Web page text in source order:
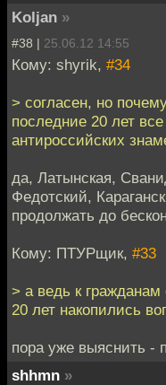
Koljan »
#38 | 25.06.12 14:55
Кому: shyrik, #34
> согласен, но
последние 20 лет
антироссийских
да, Латынская,
Федотский,
продолжать до
Кому: ПТУРщик, #33
> а ведь к
20 лет накопились
пора уже выяснить -
shhmn »